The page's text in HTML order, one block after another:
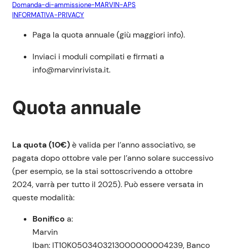
Domanda-di-ammissione-MARVIN-APS
INFORMATIVA-PRIVACY
Paga la quota annuale (giù maggiori info).
Inviaci i moduli compilati e firmati a
info@marvinrivista.it.
Quota annuale
La quota (10€)è valida per l’anno associativo, se
pagata dopo ottobre vale per l’anno solare successivo
(per esempio, se la stai sottoscrivendo a ottobre
2024, varrà per tutto il 2025). Può essere versata in
queste modalità:
Bonifico a:
Marvin
Iban: IT10K0503403213000000004239, Banco